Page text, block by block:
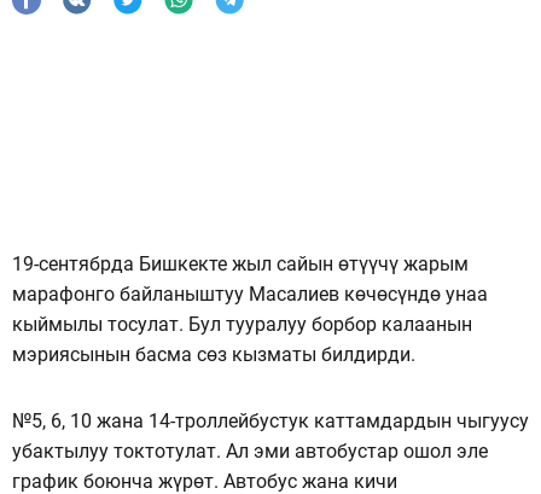
19-сентябрда Бишкекте жыл сайын өтүүчү жарым
марафонго байланыштуу Масалиев көчөсүндө унаа
кыймылы тосулат. Бул тууралуу борбор калаанын
мэриясынын басма сөз кызматы билдирди.
№5, 6, 10 жана 14-троллейбустук каттамдардын чыгуусу
убактылуу токтотулат. Ал эми автобустар ошол эле
график боюнча жүрөт. Автобус жана кичи